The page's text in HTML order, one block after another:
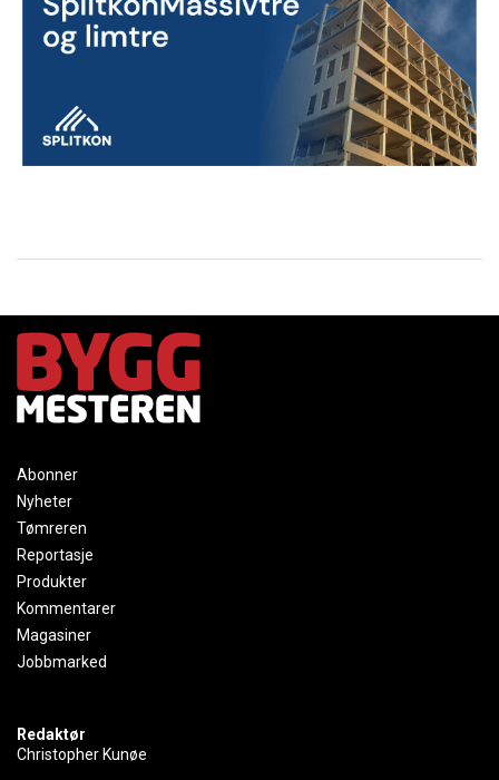
Abonner
Nyheter
Tømreren
Reportasje
Produkter
Kommentarer
Magasiner
Jobbmarked
Redaktør
Christopher Kunøe